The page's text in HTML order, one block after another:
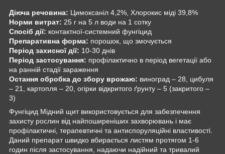
Діюча речовина: Цимоксаніл 4,2%, Хлорокис міді 39,8%
Норми витрат: 25 г на 5 л води на 1 сотку
Спосіб дії: контактної-системний фунгіцид
Препаративна форма: порошок, що змочується
Період захисної дії: 10-30 днів
Період застосування: профілактично в період вегетації або
на ранній стадії зараження
Остання обробка до збору врожаю: виноград – 28, цибуля
– 21, картопля – 20, огірки відкритого ґрунту – 5 (закритого –
3)
Фунгіцид Мідний щит використовується для забезпечення
захисту рослин від найпоширеніших захворювань і має
профілактичні, терапевтичні та антиспоруляційні властивості.
Даний препарат швидко вбирається листям протягом 1-6
годин після застосування, надаючи надійний та тривалий